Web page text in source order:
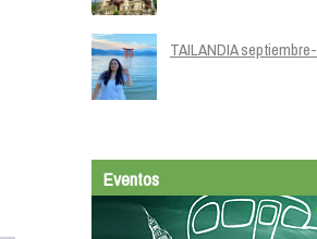
TAILANDIA
Eventos